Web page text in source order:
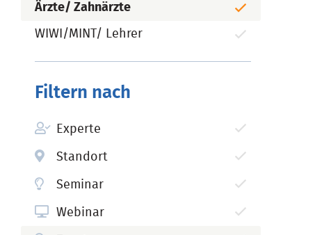
Ärzte/ Zahnärzte
WIWI/MINT/ Lehrer
Filtern nach
Experte
Standort
Seminar
Webinar